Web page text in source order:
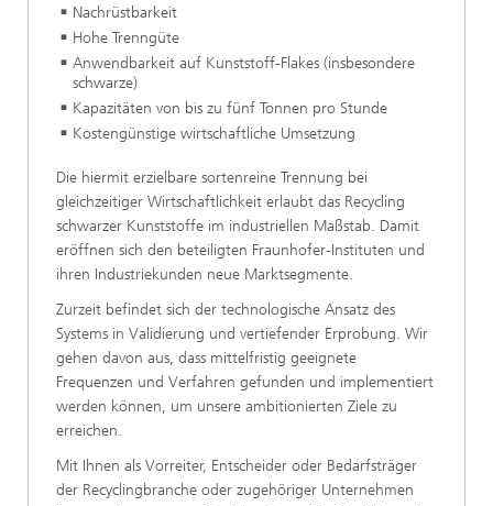
Nachrüstbarkeit
Hohe Trenngüte
Anwendbarkeit auf Kunststoff-Flakes (insbesondere
schwarze)
Kapazitäten von bis zu fünf Tonnen pro Stunde
Kostengünstige wirtschaftliche Umsetzung
Die hiermit erzielbare sortenreine Trennung bei
gleichzeitiger Wirtschaftlichkeit erlaubt das Recycling
schwarzer Kunststoffe im industriellen Maßstab. Damit
eröffnen sich den beteiligten Fraunhofer-Instituten und
ihren Industriekunden neue Marktsegmente.
Zurzeit befindet sich der technologische Ansatz des
Systems in Validierung und vertiefender Erprobung. Wir
gehen davon aus, dass mittelfristig geeignete
Frequenzen und Verfahren gefunden und implementiert
werden können, um unsere ambitionierten Ziele zu
erreichen.
Mit Ihnen als Vorreiter, Entscheider oder Bedarfsträger
der Recyclingbranche oder zugehöriger Unternehmen